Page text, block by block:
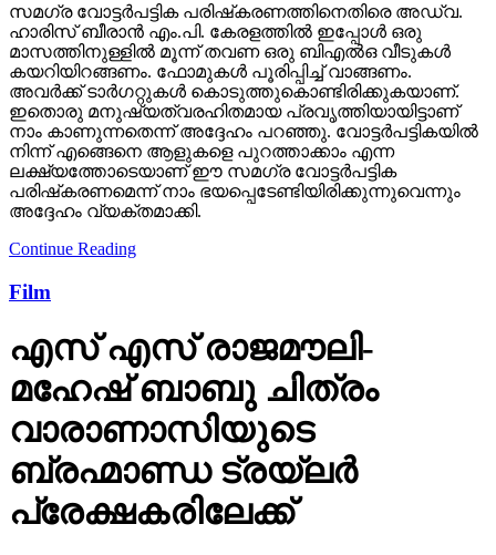
സമഗ്ര വോട്ടര്‍പട്ടിക പരിഷ്‌കരണത്തിനെതിരെ അഡ്വ.
ഹാരിസ് ബീരാന്‍ എം.പി. കേരളത്തില്‍ ഇപ്പോള്‍ ഒരു
മാസത്തിനുള്ളില്‍ മൂന്ന് തവണ ഒരു ബിഎല്‍ഒ വീടുകള്‍
കയറിയിറങ്ങണം. ഫോമുകള്‍ പൂരിപ്പിച്ച് വാങ്ങണം.
അവര്‍ക്ക് ടാര്‍ഗറ്റുകള്‍ കൊടുത്തുകൊണ്ടിരിക്കുകയാണ്.
ഇതൊരു മനുഷ്യത്വരഹിതമായ പ്രവൃത്തിയായിട്ടാണ്
നാം കാണുന്നതെന്ന് അദ്ദേഹം പറഞ്ഞു. വോട്ടര്‍പട്ടികയില്‍
നിന്ന് എങ്ങെനെ ആളുകളെ പുറത്താക്കാം എന്ന
ലക്ഷ്യത്തോടെയാണ് ഈ സമഗ്ര വോട്ടര്‍പട്ടിക
പരിഷ്‌കരണമെന്ന് നാം ഭയപ്പെടേണ്ടിയിരിക്കുന്നുവെന്നും
അദ്ദേഹം വ്യക്തമാക്കി.
Continue Reading
Film
എസ് എസ് രാജമൗലി-
മഹേഷ് ബാബു ചിത്രം
വാരാണാസിയുടെ
ബ്രഹ്മാണ്ഡ ട്രയ്ലർ
പ്രേക്ഷകരിലേക്ക്